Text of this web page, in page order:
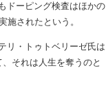
ドーピング検査はほかの
されたという。
リ・トゥトベリーゼ氏は
それは人生を奪うのと